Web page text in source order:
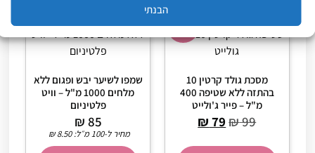
הבנתי
מבצע!
מסכת גולד קרטין 10
בהתזה ללא שטיפה 400
מ"ל – פייר ג'ולייט
₪99
₪79
שמפו לשיער יבש ופגום ללא
מלחים 1000 מ"ל – וויט
פלטיניום
₪85
מחיר ל-100 מ״ל: ₪8.50